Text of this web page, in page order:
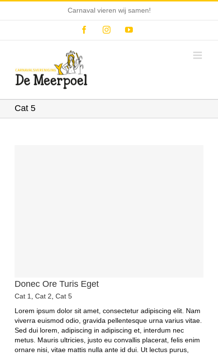
Carnaval vieren wij samen!
FacebookInstagramYouTube
Cat 5
Donec Ore Turis Eget
Cat 1, Cat 2, Cat 5
Lorem ipsum dolor sit amet, consectetur adipiscing elit. Nam
viverra euismod odio, gravida pellentesque urna varius vitae.
Sed dui lorem, adipiscing in adipiscing et, interdum nec
metus. Mauris ultricies, justo eu convallis placerat, felis enim
ornare nisi, vitae mattis nulla ante id dui. Ut lectus purus,